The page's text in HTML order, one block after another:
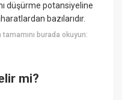
düşürme potansiyeline
bazılarıdır.
tamamını burada okuyun:
mi?